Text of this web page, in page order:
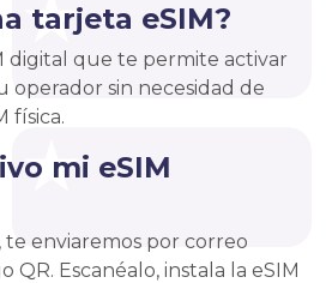
tarjeta eSIM?
digital que te permite activar
sin necesidad de
física.
mi eSIM
te enviaremos por correo
Escanéalo, instala la eSIM